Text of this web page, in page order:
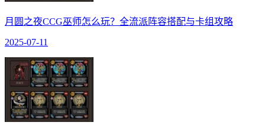
月圆之夜CCG巫师怎么玩？全流派阵容搭配与卡组攻略
2025-07-11